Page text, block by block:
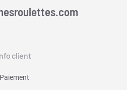
client
Paiement